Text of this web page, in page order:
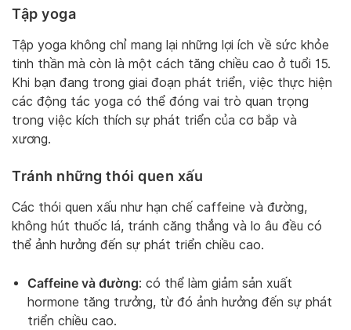
Tập yoga
Tập yoga không chỉ mang lại những lợi ích về sức khỏe
tinh thần mà còn là một cách tăng chiều cao ở tuổi 15.
Khi bạn đang trong giai đoạn phát triển, việc thực hiện
các động tác yoga có thể đóng vai trò quan trọng
trong việc kích thích sự phát triển của cơ bắp và
xương.
Tránh những thói quen xấu
Các thói quen xấu như hạn chế caffeine và đường,
không hút thuốc lá, tránh căng thẳng và lo âu đều có
thể ảnh hưởng đến sự phát triển chiều cao.
Caffeine và đường: có thể làm giảm sản xuất
hormone tăng trưởng, từ đó ảnh hưởng đến sự phát
triển chiều cao.